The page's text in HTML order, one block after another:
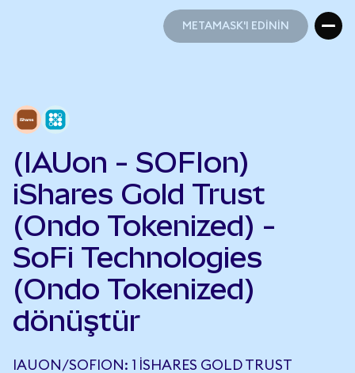
METAMASK'I EDİNİN
(IAUon - SOFIon)
iShares Gold Trust
(Ondo Tokenized) -
SoFi Technologies
(Ondo Tokenized)
dönüştür
IAUON/SOFION: 1 ISHARES GOLD TRUST